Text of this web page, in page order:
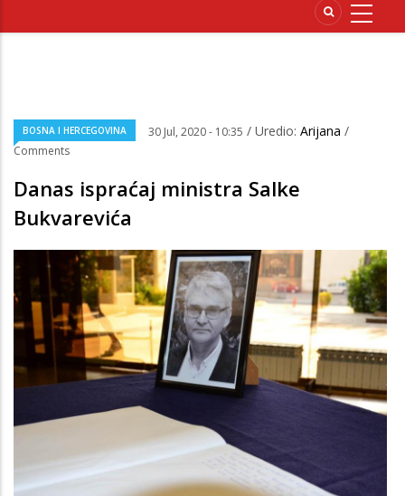
BOSNA I HERCEGOVINA 30 Jul, 2020 - 10:35 / Uredio: Arijana /
Comments
Danas ispraćaj ministra Salke
Bukvarevića